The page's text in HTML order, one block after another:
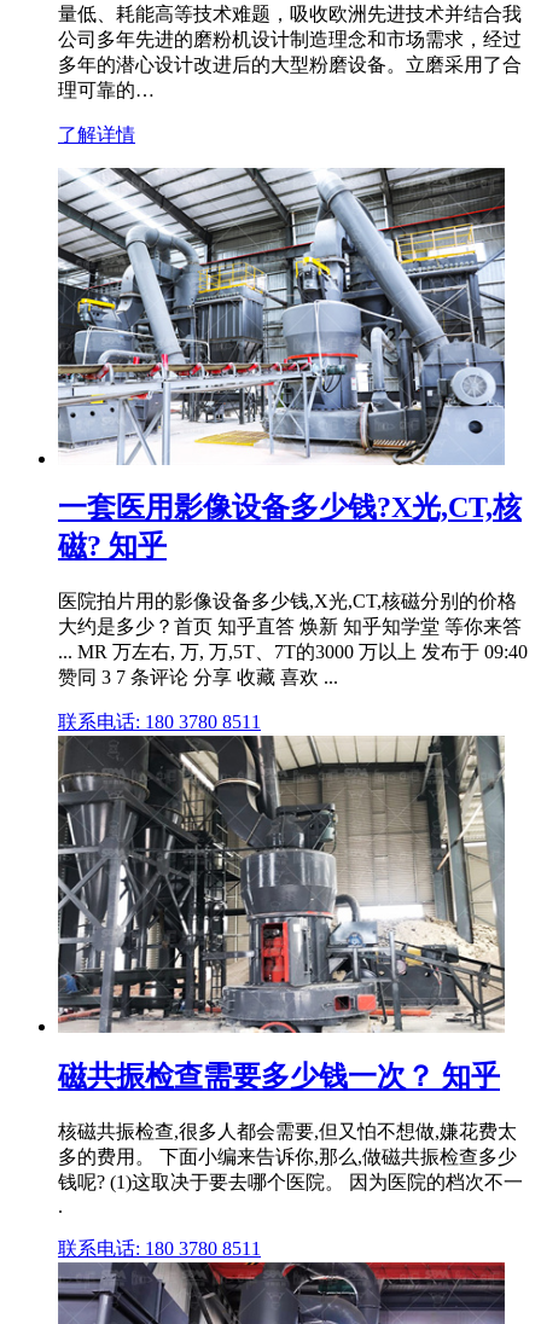
量低、耗能高等技术难题，吸收欧洲先进技术并结合我
公司多年先进的磨粉机设计制造理念和市场需求，经过
多年的潜心设计改进后的大型粉磨设备。立磨采用了合
理可靠的…
了解详情
一套医用影像设备多少钱?X光,CT,核
磁? 知乎
医院拍片用的影像设备多少钱,X光,CT,核磁分别的价格
大约是多少？首页 知乎直答 焕新 知乎知学堂 等你来答
... MR 万左右, 万, 万,5T、7T的3000 万以上 发布于 09:40
赞同 3 7 条评论 分享 收藏 喜欢 ...
联系电话: 180 3780 8511
磁共振检查需要多少钱一次？ 知乎
核磁共振检查,很多人都会需要,但又怕不想做,嫌花费太
多的费用。 下面小编来告诉你,那么,做磁共振检查多少
钱呢? (1)这取决于要去哪个医院。 因为医院的档次不一
.
联系电话: 180 3780 8511